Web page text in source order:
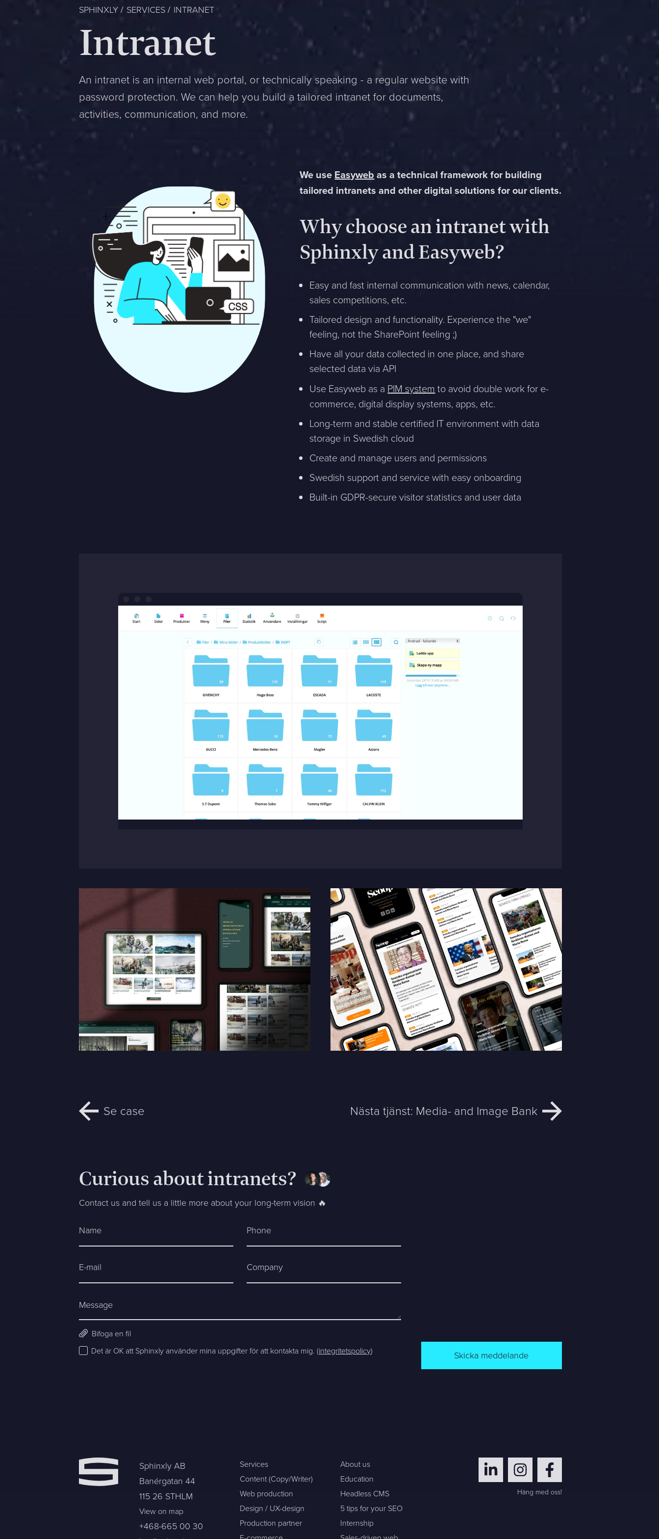
Please tell us a little bit about your current situation and vision, and a representative will reach out ASAP
Mitt största problem är...
Company *
Det är OK att Sphinxly använder mina uppgifter för att kontakta mig. ( integritetspolicy
+468-665 00 30
hej@sphinxly.se
Existing customer?
Support
About Us / Contact
Career at Sphinxly
Internship / Practical
training
SPHINXLY SERVICES INTRANET
Intranet
An intranet is an internal web portal, or technically speaking - a regular website with
password protection. We can help you build a tailored intranet for documents,
activities, communication, and more.
We useEasywebas a technical framework for building
tailored intranets and other digital solutions for our clients.
Why choose an intranet with
Sphinxly and Easyweb?
Easy and fast internal communication with news, calendar,
sales competitions, etc.
Tailored design and functionality. Experience the "we"
feeling, not the SharePoint feeling ;)
Have all your data collected in one place, and share
selected data via API
Use Easyweb as aPIM systemto avoid double work for e-
commerce, digital display systems, apps, etc.
Long-term and stable certified IT environment with data
storage in Swedish cloud
Create and manage users and permissions
Swedish support and service with easy onboarding
Built-in GDPR-secure visitor statistics and user data
Se case Nästa tjänst: Media- and Image Bank
Curious about intranets?
Contact us and tell us a little more about your long-term vision 🔥
Name Phone
E-mail Company
Message
Bifoga en fil
Det är OK att Sphinxly använder mina uppgifter för att kontakta mig. (integritetspolicy) Skicka meddelande
Sphinxly AB
Banérgatan 44
115 26 STHLM
View on map
+468-665 00 30
Services
Content (Copy/Writer)
Web production
Design / UX-design
Production partner
About us
Education
Headless CMS
5 tips for your SEO
Internship
Häng med oss!